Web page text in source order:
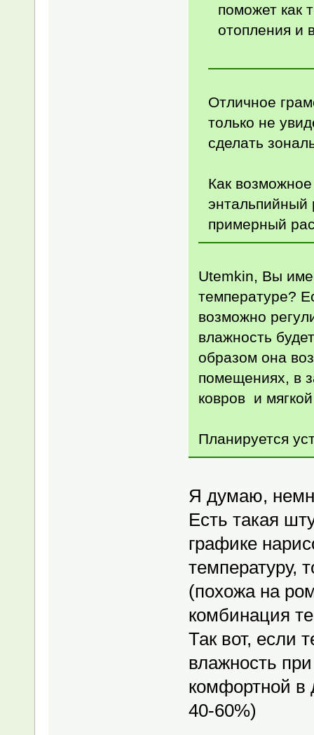
поможет как
отопления и
Отличное
только не
сделать
Как
энтальпийный
примерный
Utemkin, Вы
температуре?
возможно
влажность
образом она
помещениях, в
ковров и
Планируется
Я думаю,
Есть такая
графике
температуру,
(похожа на
комбинация
Так вот, если
влажность
комфортной в
40-60%)